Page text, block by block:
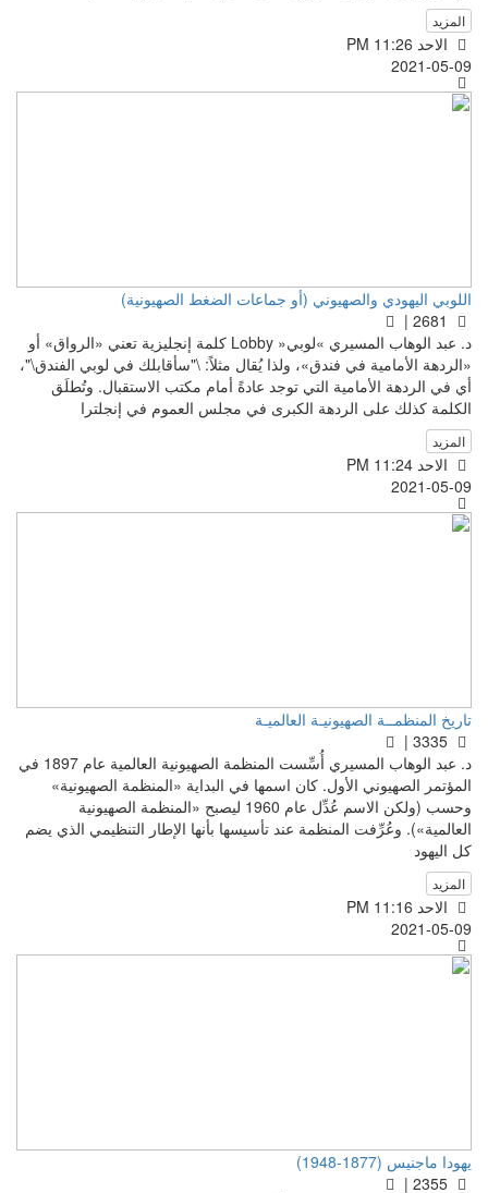
المزيد
الاحد PM 11:26
2021-05-09
اللوبي اليهودي والصهيوني (أو جماعات الضغط الصهيونية)
د. عبد الوهاب المسيري »لوبي« Lobby كلمة إنجليزية تعني «الرواق» أو
«الردهة الأمامية في فندق»، ولذا يُقال مثلاً: \"سأقابلك في لوبي الفندق\"،
أي في الردهة الأمامية التي توجد عادةً أمام مكتب الاستقبال. وتُطلَق
الكلمة كذلك على الردهة الكبرى في مجلس العموم في إنجلترا
المزيد
الاحد PM 11:24
2021-05-09
تاريخ المنظمــة الصهيونيـة العالميـة
د. عبد الوهاب المسيري أُسِّست المنظمة الصهيونية العالمية عام 1897 في
المؤتمر الصهيوني الأول. كان اسمها في البداية «المنظمة الصهيونية»
وحسب (ولكن الاسم عُدِّل عام 1960 ليصبح «المنظمة الصهيونية
العالمية»). وعُرِّفت المنظمة عند تأسيسها بأنها الإطار التنظيمي الذي يضم
كل اليهود
المزيد
الاحد PM 11:16
2021-05-09
يهودا ماجنيس (1877-1948)